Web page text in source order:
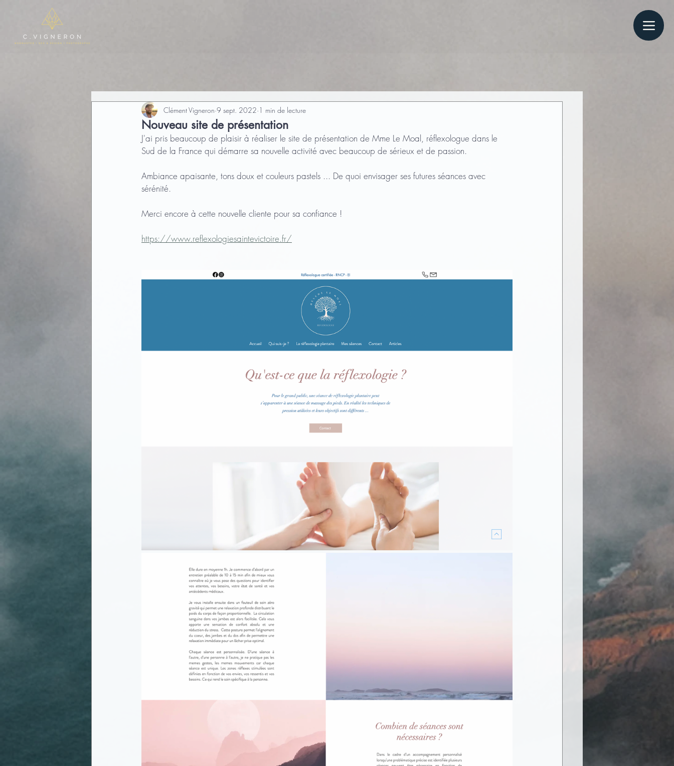
Nouveau site de présentation
Clément Vigneron 9 sept. 2022 1 min de lecture
J'ai pris beaucoup de plaisir à réaliser le site de présentation de Mme Le Moal, réflexologue dans le
Sud de la France qui démarre sa nouvelle activité avec beaucoup de sérieux et de passion.
Ambiance apaisante, tons doux et couleurs pastels ... De quoi envisager ses futures séances avec
sérénité.
Merci encore à cette nouvelle cliente pour sa confiance !
https://www.reflexologiesaintevictoire.fr/